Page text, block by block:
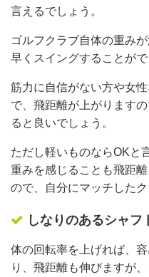
言えるでしょう。
ゴルフクラブ自体の重み
早くスイングすることがで
筋力に自信がない方や女
で、飛距離が上がります
ると良いでしょう。
ただし軽いものならOKと
重みを感じることも飛距
ので、自分にマッチした
しなりのあるシャフ
体の回転率を上げれば、
り、飛距離も伸びますが